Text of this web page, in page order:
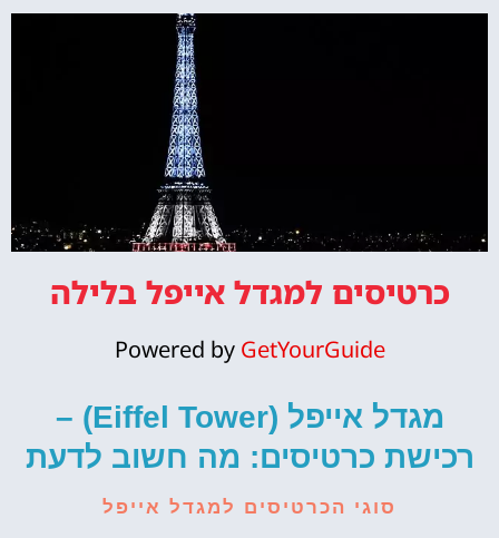
כרטיסים למגדל אייפל בלילה
Powered by GetYourGuide
מגדל אייפל (Eiffel Tower) –
רכישת כרטיסים: מה חשוב לדעת
סוגי הכרטיסים למגדל אייפל